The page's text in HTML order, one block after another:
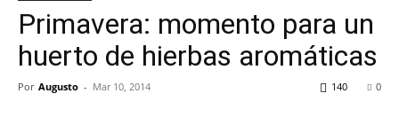
Primavera: momento para un
huerto de hierbas aromáticas
Por Augusto - Mar 10, 2014 0
140